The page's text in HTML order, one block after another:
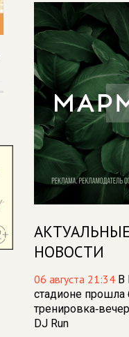
АКТУАЛЬНЫЕ
НОВОСТИ
06 августа 21:34 В
стадионе прошла
DJ Run